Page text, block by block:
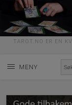
TAROT.NO ER EN
MENY